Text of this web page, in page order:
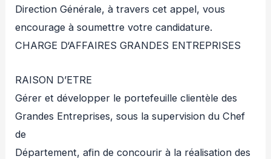
Direction Générale, à travers cet appel, vous
encourage à soumettre votre candidature.
CHARGE D‘AFFAIRES GRANDES ENTREPRISES
RAISON D’ETRE
Gérer et développer le portefeuille clientèle des
Grandes Entreprises, sous la supervision du Chef
de
Département, afin de concourir à la réalisation des